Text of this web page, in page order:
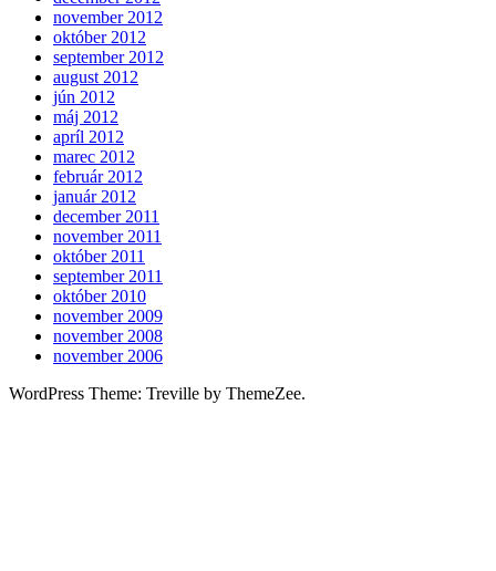
november 2012
október 2012
september 2012
august 2012
jún 2012
máj 2012
apríl 2012
marec 2012
február 2012
január 2012
december 2011
november 2011
október 2011
september 2011
október 2010
november 2009
november 2008
november 2006
WordPress Theme: Treville by ThemeZee.